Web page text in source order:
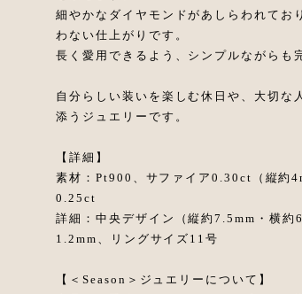
細やかなダイヤモンドがあしらわれて
わない仕上がりです。
長く愛用できるよう、シンプルながらも
自分らしい装いを楽しむ休日や、大切な
添うジュエリーです。
【詳細】
素材：Pt900、サファイア0.30ct（縦約
0.25ct
詳細：中央デザイン（縦約7.5mm・横
1.2mm、リングサイズ11号
【＜Season＞ジュエリーについて】